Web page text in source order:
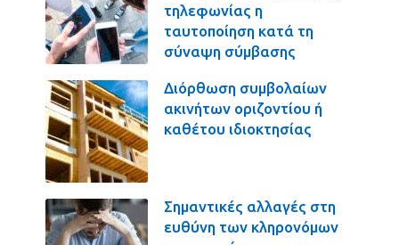
τηλεφωνίας η
ταυτοποίηση κατά τη
σύναψη σύμβασης
Διόρθωση συμβολαίων
ακινήτων οριζοντίου ή
καθέτου ιδιοκτησίας
Σημαντικές αλλαγές στη
ευθύνη των κληρονόμων